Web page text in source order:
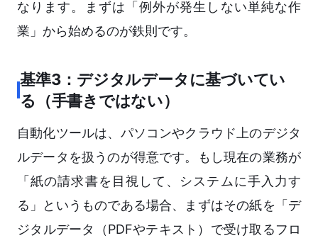
なります。まずは「例外が発生しない単純な作
業」から始めるのが鉄則です。
基準3：デジタルデータに基づいてい
る（手書きではない）
自動化ツールは、パソコンやクラウド上のデジタ
ルデータを扱うのが得意です。もし現在の業務が
「紙の請求書を目視して、システムに手入力す
る」というものである場合、まずはその紙を「デ
ジタルデータ（PDFやテキスト）で受け取るフロ